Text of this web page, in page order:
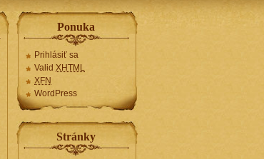
Ponuka
Prihlásiť sa
Valid XHTML
XFN
WordPress
Stránky